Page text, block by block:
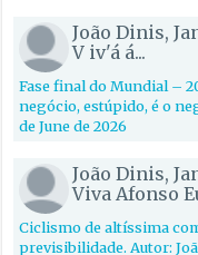
João Dinis,
V iv'á á...
Fase final do Mundial –
negócio, estúpido, é o
de June de 2026
João Dinis,
Viva Afonso
Ciclismo de altíssima
previsibilidade. Autor: